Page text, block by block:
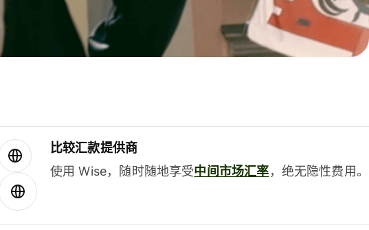
比较汇款提供商
使用 Wise，随时随地享受中间市场汇率，绝无隐性费用。